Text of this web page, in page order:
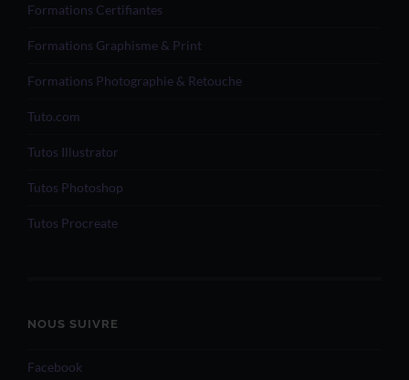
Formations Certifiantes
Formations Graphisme & Print
Formations Photographie & Retouche
Tuto.com
Tutos Illustrator
Tutos Photoshop
Tutos Procreate
NOUS SUIVRE
Facebook